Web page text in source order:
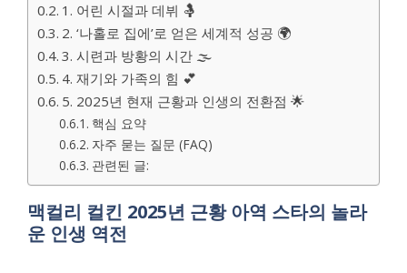
1. 어린 시절과 데뷔 🤱
2. ‘나홀로 집에’로 얻은 세계적 성공 🌍
3. 시련과 방황의 시간 🌫️
4. 재기와 가족의 힘 💕
5. 2025년 현재 근황과 인생의 전환점 🌟
핵심 요약
자주 묻는 질문 (FAQ)
관련된 글:
맥컬리 컬킨 2025년 근황 아역 스타의 놀라
운 인생 역전